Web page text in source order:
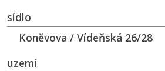
sídlo
Koněvova / Vídeňská 26/28
uzemí